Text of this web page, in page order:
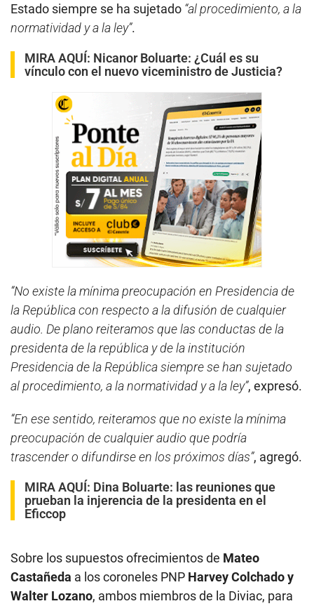
Estado siempre se ha sujetado “al procedimiento, a la
normatividad y a la ley”.
MIRA AQUÍ: Nicanor Boluarte: ¿Cuál es su
vínculo con el nuevo viceministro de Justicia?
“No existe la mínima preocupación en Presidencia de
la República con respecto a la difusión de cualquier
audio. De plano reiteramos que las conductas de la
presidenta de la república y de la institución
Presidencia de la República siempre se han sujetado
al procedimiento, a la normatividad y a la ley”, expresó.
“En ese sentido, reiteramos que no existe la mínima
preocupación de cualquier audio que podría
trascender o difundirse en los próximos días”, agregó.
MIRA AQUÍ: Dina Boluarte: las reuniones que
prueban la injerencia de la presidenta en el
Eficcop
Sobre los supuestos ofrecimientos de Mateo
Castañeda a los coroneles PNP Harvey Colchado y
Walter Lozano, ambos miembros de la Diviac, para